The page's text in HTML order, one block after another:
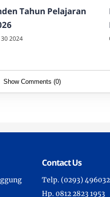
Tahun Pelajaran
2024
Show Comments (0)
Contact Us
Telp. (0293)
Hp. 0812 2823 1953